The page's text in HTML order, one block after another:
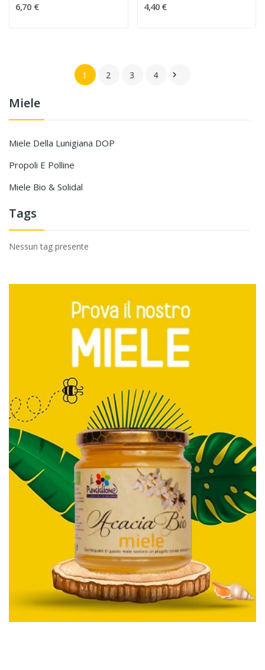
Miele
Miele Della Lunigiana DOP
Propoli E Polline
Miele Bio & Solidal
Tags
Nessun tag presente
6,70 € 4,40 €
1 2 3 4 